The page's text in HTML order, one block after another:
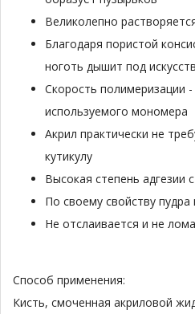
Великолепно
Благодаря пористой
ноготь дышит под
Скорость полимеризации
используемого мономера
Акрил практически не
кутикулу
Высокая степень адгезии
По своему свойству
Не отслаивается и не
Способ применения:
Кисть, смоченная акриловой